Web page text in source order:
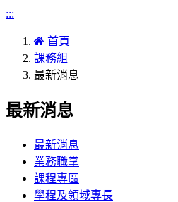
:::
首頁
課務組
最新消息
最新消息
最新消息
業務職掌
課程專區
學程及領域專長